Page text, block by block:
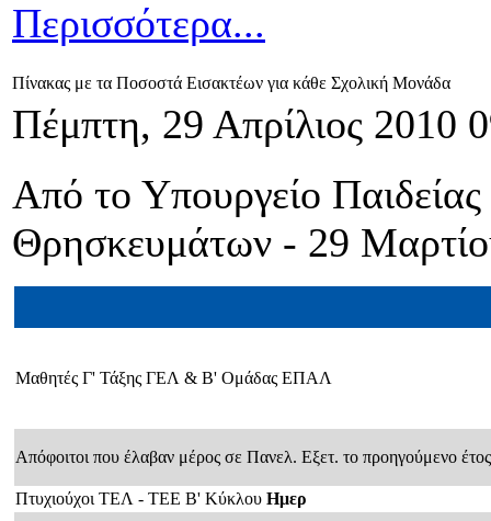
Περισσότερα...
Πίνακας με τα Ποσοστά Εισακτέων για κάθε Σχολική Μονάδα
Πέμπτη, 29 Απρίλιος 2010
Από το Υπουργείο
Θρησκευμάτων - 29
Μαθητές Γ' Τάξης ΓΕΛ & Β' Ομάδας ΕΠΑΛ
Απόφοιτοι που έλαβαν μέρος σε Πανελ. Εξετ. το προηγούμενο έτος
Πτυχιούχοι ΤΕΛ - ΤΕΕ Β' Κύκλου Ημερ